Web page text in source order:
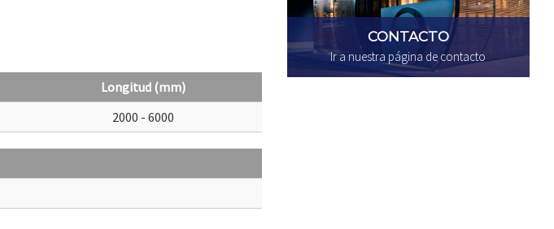
Longitud (mm)
2000 - 6000
CONTACTO
Ir a nuestra página de contacto